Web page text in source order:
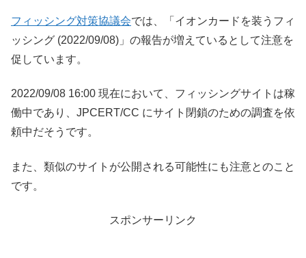
フィッシング対策協議会では、「イオンカードを装うフィ
ッシング (2022/09/08)」の報告が増えているとして注意を
促しています。
2022/09/08 16:00 現在において、フィッシングサイトは稼
働中であり、JPCERT/CC にサイト閉鎖のための調査を依
頼中だそうです。
また、類似のサイトが公開される可能性にも注意とのこと
です。
スポンサーリンク